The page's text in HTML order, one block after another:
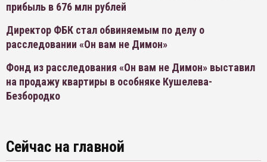
прибыль в 676 млн рублей
Директор ФБК стал обвиняемым по делу о
расследовании «Он вам не Димон»
Фонд из расследования «Он вам не Димон» выставил
на продажу квартиры в особняке Кушелева-
Безбородко
Сейчас на главной